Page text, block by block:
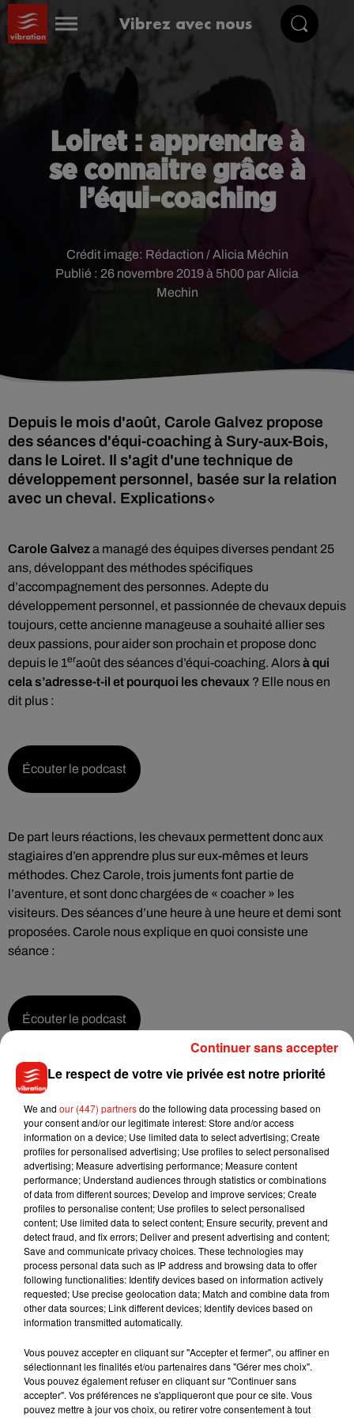
Vibrez avec nous
Loiret : apprendre à
se connaitre grâce à
l’équi-coaching
Publié : 26 novembre 2019 à 5h00 par Alicia
Mechin
Crédit image: Rédaction / Alicia Méchin
Depuis le mois d'août, Carole Galvez propose
des séances d'équi-coaching à Sury-aux-Bois,
dans le Loiret. Il s'agit d'une technique de
développement personnel, basée sur la relation
avec un cheval. Explications⬦
Carole Galveza managé des équipes diverses pendant 25
ans, développant des méthodes spécifiques
d’accompagnement des personnes. Adepte du
développement personnel, et passionnée de chevaux depuis
toujours, cette ancienne manageuse a souhaité allier ses
deux passions, pour aider son prochain et propose donc
depuis le 1eraoût des séances d’équi-coaching. Alorsà qui
cela s’adresse-t-il et pourquoi les chevaux ? Elle nous en
dit plus :
Écouter le podcast
De part leurs réactions, les chevaux permettent donc aux
stagiaires d’en apprendre plus sur eux-mêmes et leurs
méthodes. Chez Carole, trois juments font partie de
l’aventure, et sont donc chargées de « coacher » les
visiteurs. Des séances d’une heure à une heure et demi sont
proposées. Carole nous explique en quoi consiste une
séance :
Écouter le podcast
Les séances d’équi-coaching peuvent être réalisées en
groupe ou en individuel. Pour cette dernière, comptez 60
euros pour une séance. Toutes les informations sont à
retrouversur le site internet de « Au cœur des juments »
Musique
Julien Lieb s’essaye à la vie de chatelain
dans son nouveau clip
Madonna sort enfin le remix de « Love
Le respect de votre vie privée est notre priorité
We and our (447) partnersdo the following data processing based on
your consent and/or our legitimate interest: Store and/or access
information on a device; Use limited data to select advertising; Create
profiles for personalised advertising; Use profiles to select personalised
advertising; Measure advertising performance; Measure content
performance; Understand audiences through statistics or combinations
of data from different sources; Develop and improve services; Create
profiles to personalise content; Use profiles to select personalised
content; Use limited data to select content; Ensure security, prevent and
detect fraud, and fix errors; Deliver and present advertising and content;
Save and communicate privacy choices. These technologies may
process personal data such as IP address and browsing data to offer
following functionalities: Identify devices based on information actively
requested; Use precise geolocation data; Match and combine data from
other data sources; Link different devices; Identify devices based on
information transmitted automatically.
Vous pouvez accepter en cliquant sur "Accepter et fermer", ou affiner en
sélectionnant les finalités et/ou partenaires dans "Gérer mes choix".
Vous pouvez également refuser en cliquant sur "Continuer sans
accepter". Vos préférences ne s'appliqueront que pour ce site. Vous
pouvez mettre à jour vos choix, ou retirer votre consentement à tout
Continuer sans accepter